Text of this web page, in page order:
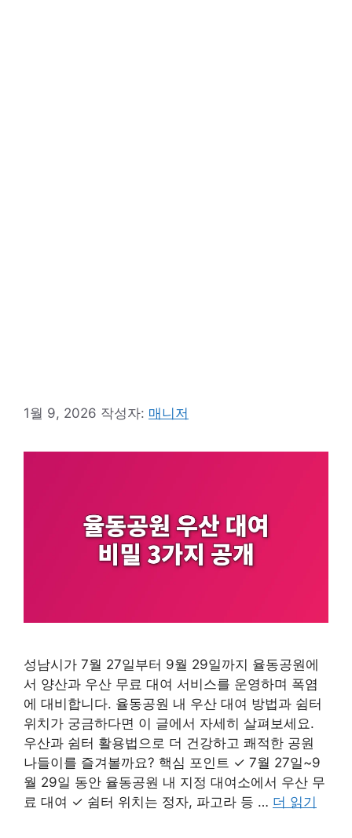
1월 9, 2026 작성자: 매니저
성남시가 7월 27일부터 9월 29일까지 율동공원에
서 양산과 우산 무료 대여 서비스를 운영하며 폭염
에 대비합니다. 율동공원 내 우산 대여 방법과 쉼터
위치가 궁금하다면 이 글에서 자세히 살펴보세요.
우산과 쉼터 활용법으로 더 건강하고 쾌적한 공원
나들이를 즐겨볼까요? 핵심 포인트 ✓ 7월 27일~9
월 29일 동안 율동공원 내 지정 대여소에서 우산 무
료 대여 ✓ 쉼터 위치는 정자, 파고라 등 … 더 읽기